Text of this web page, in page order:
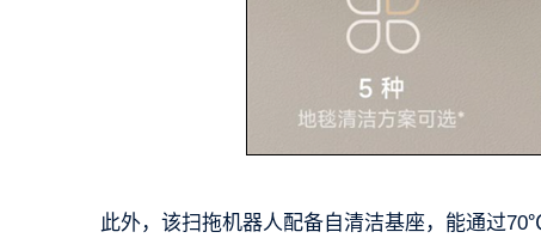
此外，该扫拖机器人配备自清洁基座，能通过